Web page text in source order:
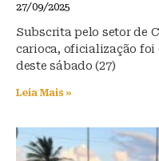
27/09/2025
Subscrita pelo setor de
carioca, oficialização
deste sábado (27)
Leia Mais »